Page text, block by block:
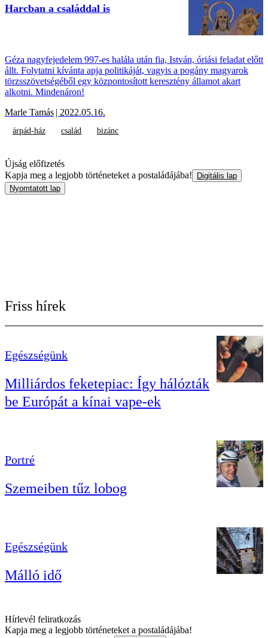
Harcban a családdal is
Géza nagyfejedelem 997-es halála után fia, István, óriási feladat előtt
állt. Folytatni kívánta apja politikáját, vagyis a pogány magyarok
törzsszövetségéből egy központosított keresztény államot akart
alkotni. Mindenáron!
Marle Tamás | 2022.05.16.
árpád-ház család bizánc
Újság előfizetés
Kapja meg a legjobb történeteket a postaládájába!
Digitális lap
Nyomtatott lap
Friss hírek
Egészségünk
Milliárdos feketepiac: Így hálózták
be Európát a kínai vape-ek
Portré
Szemeiben tűz lobog
Egészségünk
Málló idő
Hírlevél feliratkozás
Kapja meg a legjobb történeteket a postaládájába!